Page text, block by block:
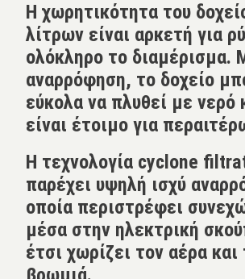
Η χωρητικότητα του
λίτρων είναι αρκετή για
ολόκληρο το διαμέρισμα.
αναρρόφηση, το δοχείο
εύκολα να πλυθεί με νερό
είναι έτοιμο για
Η τεχνολογία cyclone
παρέχει υψηλή ισχύ
οποία περιστρέφει
μέσα στην ηλεκτρική
έτσι χωρίζει τον αέρα και